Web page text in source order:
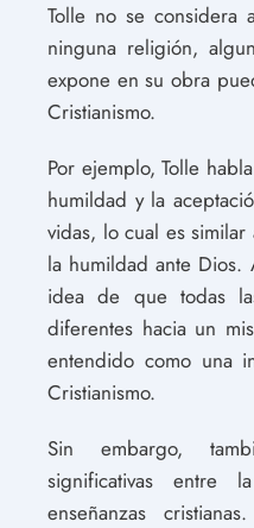
Tolle no se considera
ninguna religión,
expone en su obra
Cristianismo.
Por ejemplo, Tolle
humildad y la
vidas, lo cual es similar
la humildad ante Dios.
idea de que todas
diferentes hacia un
entendido como una
Cristianismo.
Sin embargo,
significativas
enseñanzas